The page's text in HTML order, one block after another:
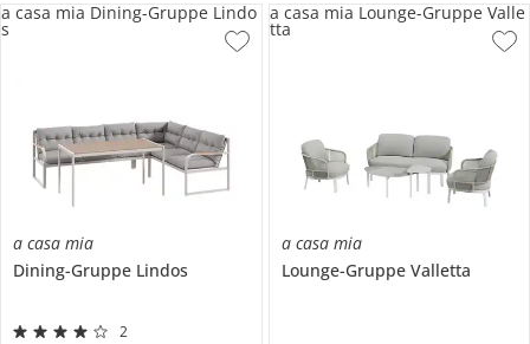
a casa mia
Dining-Gruppe Lindos
2
a casa mia Dining-Gruppe Lindo
s
a casa mia
Lounge-Gruppe Valletta
a casa mia Lounge-Gruppe Valle
tta